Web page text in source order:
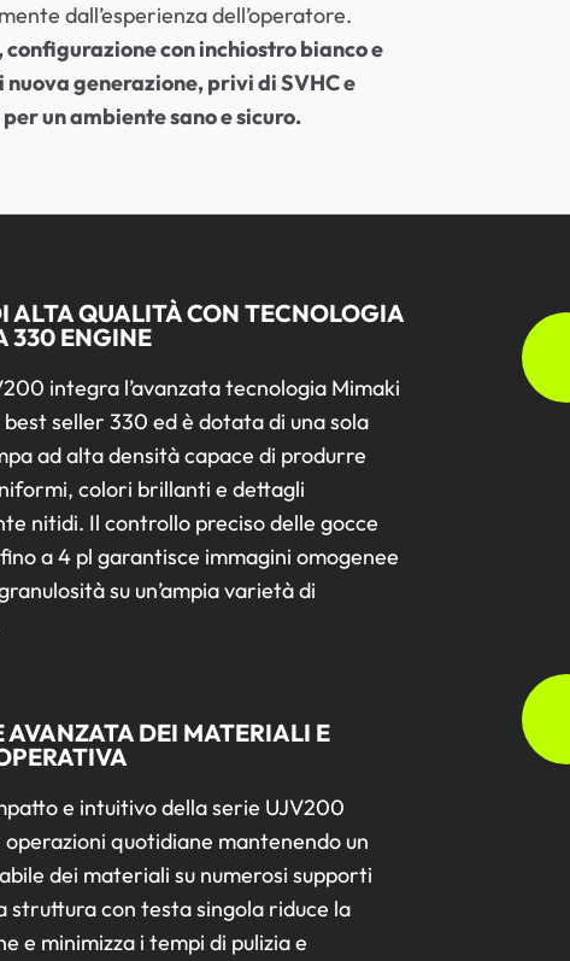
dall’esperienza dell’operatore.
configurazione con inchiostro bianco e
generazione, privi di SVHC e
un ambiente sano e sicuro.
ALTA QUALITÀ CON TECNOLOGIA
330 ENGINE
integra l’avanzata tecnologia Mimaki
seller 330 ed è dotata di una sola
ad alta densità capace di produrre
colori brillanti e dettagli
nitidi. Il controllo preciso delle gocce
a 4 pl garantisce immagini omogenee
su un’ampia varietà di
AVANZATA DEI MATERIALI E
e intuitivo della serie UJV200
operazioni quotidiane mantenendo un
dei materiali su numerosi supporti
struttura con testa singola riduce la
e minimizza i tempi di pulizia e